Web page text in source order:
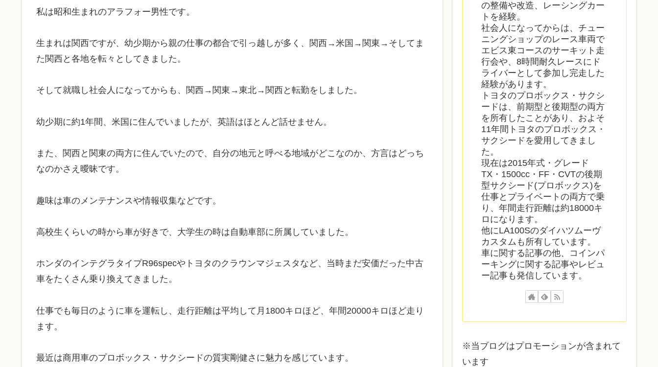
私は昭和生まれのアラフォー男性です。
生まれは関西ですが、幼少期から親の仕事の都合で引っ越しが多く、関西→米国→関東→そしてま
た関西と各地を転々としてきました。
そして就職し社会人になってからも、関西→関東→東北→関西と転勤をしました。
幼少期に約1年間、米国に住んでいましたが、英語はほとんど話せません。
また、関西と関東の両方に住んでいたので、自分の地元と呼べる地域がどこなのか、方言はどっち
なのかさえ曖昧です。
趣味は車のメンテナンスや情報収集などです。
高校生くらいの時から車が好きで、大学生の時は自動車部に所属していました。
ホンダのインテグラタイプR96specやトヨタのクラウンマジェスタなど、当時まだ安価だった中古
車をたくさん乗り換えてきました。
仕事でも毎日のように車を運転し、走行距離は平均して月1800キロほど、年間20000キロほど走り
ます。
最近は商用車のプロボックス・サクシードの質実剛健さに魅力を感じています。
の整備や改造、レーシングカー
トを経験。
社会人になってからは、チュー
ニングショップのレース車両で
エビス東コースのサーキット走
行会や、8時間耐久レースにド
ライバーとして参加し完走した
経験があります。
トヨタのプロボックス・サクシ
ードは、前期型と後期型の両方
を所有したことがあり、およそ
11年間トヨタのプロボックス・
サクシードを愛用してきまし
た。
現在は2015年式・グレード
TX・1500cc・FF・CVTの後期
型サクシード(プロボックス)を
仕事とプライベートの両方で乗
り、年間走行距離は約18000キ
ロになります。
他にLA100Sのダイハツムーヴ
カスタムも所有しています。
車に関する記事の他、コインパ
ーキングに関する記事やレビュ
ー記事も発信しています。
※当ブログはプロモーションが含まれて
います